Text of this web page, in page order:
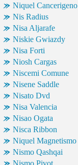
Niquel Cancerigeno
Nis Radius
Nisa Aljarafe
Niskie Gwiazdy
Nisa Forti
Niosh Cargas
Niscemi Comune
Nisene Saddle
Nisato Dvd
Nisa Valencia
Nisao Ogata
Nisca Ribbon
Niquel Magnetismo
Nismo Qashqai
Nismo Pivot